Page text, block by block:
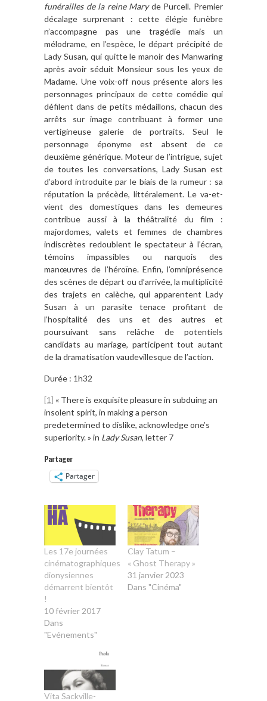
funérailles de la reine Maryde Purcell. Premier
décalage surprenant : cette élégie funèbre
n’accompagne pas une tragédie mais un
mélodrame, en l’espèce, le départ précipité de
Lady Susan, qui quitte le manoir des Manwaring
après avoir séduit Monsieur sous les yeux de
Madame. Une voix-off nous présente alors les
personnages principaux de cette comédie qui
défilent dans de petits médaillons, chacun des
arrêts sur image contribuant à former une
vertigineuse galerie de portraits. Seul le
personnage éponyme est absent de ce
deuxième générique. Moteur de l’intrigue, sujet
de toutes les conversations, Lady Susan est
d’abord introduite par le biais de la rumeur : sa
réputation la précède, littéralement. Le va-et-
vient des domestiques dans les demeures
contribue aussi à la théâtralité du film :
majordomes, valets et femmes de chambres
indiscrètes redoublent le spectateur à l’écran,
témoins impassibles ou narquois des
manœuvres de l’héroïne. Enfin, l’omniprésence
des scènes de départ ou d’arrivée, la multiplicité
des trajets en calèche, qui apparentent Lady
Susan à un parasite tenace profitant de
l’hospitalité des uns et des autres et
poursuivant sans relâche de potentiels
candidats au mariage, participent tout autant
de la dramatisation vaudevillesque de l’action.
Durée : 1h32
[1] « There is exquisite pleasure in subduing an
insolent spirit, in making a person
predetermined to dislike, acknowledge one’s
superiority. » in Lady Susan, letter 7
Partager
Partager
Les 17e journées
cinématographiques
dionysiennes
démarrent bientôt
!
10 février 2017
Dans
"Evénements"
Clay Tatum –
« Ghost Therapy »
31 janvier 2023
Dans "Cinéma"
Vita Sackville-